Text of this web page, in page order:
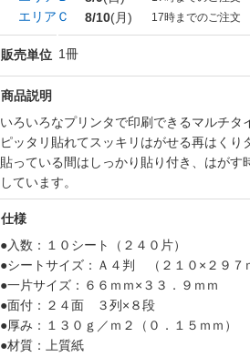
エリアＣ 8/10(月) 17時までのご注文
販売単位 1冊
商品説明
いろいろなプリンタで印刷できるマルチタ
ピッタリ貼れてスッキリはがせる再はくり
貼っている間はしっかり貼り付き、はがす
しています。
仕様
●入数：１０シート（２４０片）
●シートサイズ：Ａ４判 （２１０×２９７
●一片サイズ：６６ｍｍ×３３．９ｍｍ
●面付：２４面 ３列×８段
●厚み：１３０ｇ／ｍ２（０．１５ｍｍ）
●材質：上質紙